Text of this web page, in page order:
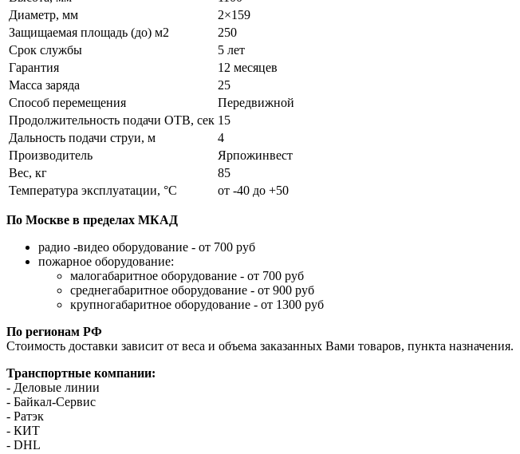
Диаметр, мм
2×159
Защищаемая площадь (до) м2
250
Срок службы
5 лет
Гарантия
12 месяцев
Масса заряда
25
Способ перемещения
Передвижной
Продолжительность подачи ОТВ, сек 15
Дальность подачи струи, м
4
Производитель
Ярпожинвест
Вес, кг
85
Температура эксплуатации, °C
от -40 до +50
По Москве в пределах МКАД
радио -видео оборудование - от 700 руб
пожарное оборудование:
малогабаритное оборудование - от 700 руб
среднегабаритное оборудование - от 900 руб
крупногабаритное оборудование - от 1300 руб
По регионам РФ
Стоимость доставки зависит от веса и объема заказанных Вами товаров, пункта назначения.
Транспортные компании:
- Деловые линии
- Байкал-Сервис
- Ратэк
- КИТ
- DHL